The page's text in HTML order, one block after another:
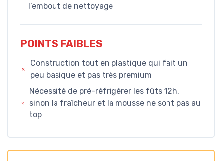
l’embout de nettoyage
POINTS FAIBLES
Construction tout en plastique qui fait un
peu basique et pas très premium
Nécessité de pré-réfrigérer les fûts 12h,
sinon la fraîcheur et la mousse ne sont pas au
top